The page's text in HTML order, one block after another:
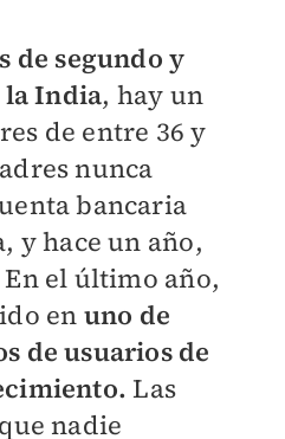
de segundo y
India, hay un
de entre 36 y
nunca
bancaria
y hace un año,
el último año,
en uno de
de usuarios de
Las
nadie